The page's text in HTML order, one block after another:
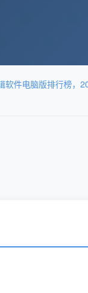
软件电脑版排行榜，